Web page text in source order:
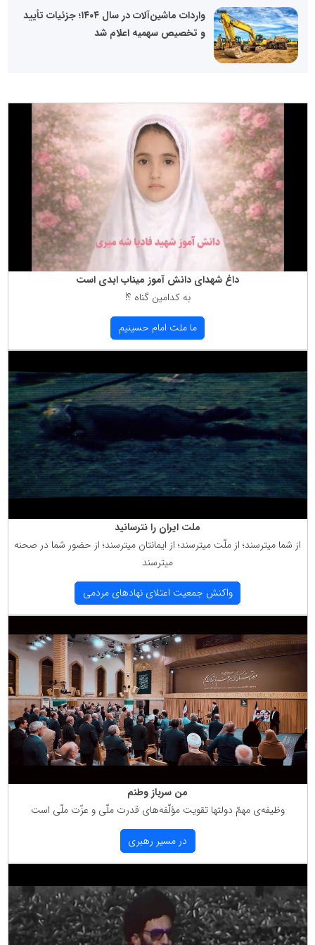
واردات ماشین‌آلات در سال ۱۴۰۴؛ جزئیات تأیید
و تخصیص سهمیه اعلام شد
داغ شهدای دانش آموز میناب ابدی است
به كدامین گناه ؟!
ما ملت امام حسینیم
ملت ایران را نترسانید
از شما میترسند؛ از ملّت میترسند؛ از ایمانتان میترسند؛ از حضور شما در صحنه
میترسند
واكنش جمعیت اعتلای نهادهای مردمی
من سرباز وطنم
وظیفه‌ی مهمّ دولتها تقویت مؤلّفه‌های قدرت ملّی و عزّت ملّی است
در مسیر رهبری